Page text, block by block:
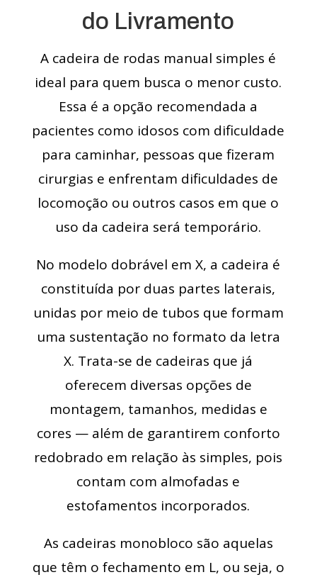
do Livramento
A cadeira de rodas manual simples é
ideal para quem busca o menor custo.
Essa é a opção recomendada a
pacientes como idosos com dificuldade
para caminhar, pessoas que fizeram
cirurgias e enfrentam dificuldades de
locomoção ou outros casos em que o
uso da cadeira será temporário.
No modelo dobrável em X, a cadeira é
constituída por duas partes laterais,
unidas por meio de tubos que formam
uma sustentação no formato da letra
X. Trata-se de cadeiras que já
oferecem diversas opções de
montagem, tamanhos, medidas e
cores — além de garantirem conforto
redobrado em relação às simples, pois
contam com almofadas e
estofamentos incorporados.
As cadeiras monobloco são aquelas
que têm o fechamento em L, ou seja, o